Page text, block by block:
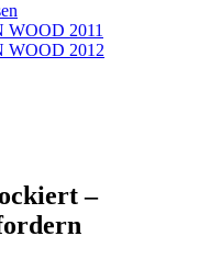
WOOD 2011
WOOD 2012
–